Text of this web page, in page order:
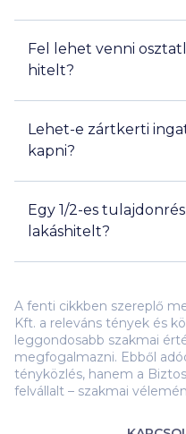
Fel lehet venni
hitelt?
Lehet-e zártkerti
kapni?
Egy 1/2-es
lakáshitelt?
A fenti cikkben szereplő
Kft. a releváns tények és
leggondosabb szakmai
megfogalmazni. Ebből
tényközlés, hanem a
felvállalt – szakmai